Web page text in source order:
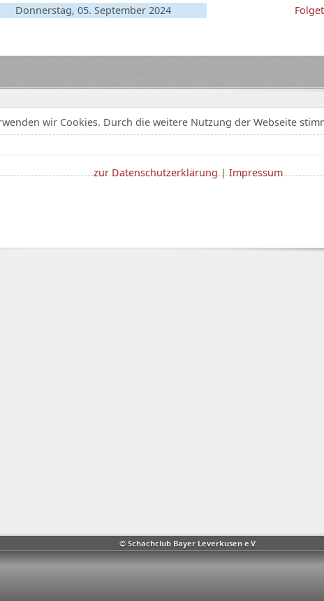
© Schachclub Bayer Leverkusen e.V.
Donnerstag, 05. September 2024
wir Cookies. Durch die weitere Nutzung der Webseite
zur Datenschutzerklärung|Impressum